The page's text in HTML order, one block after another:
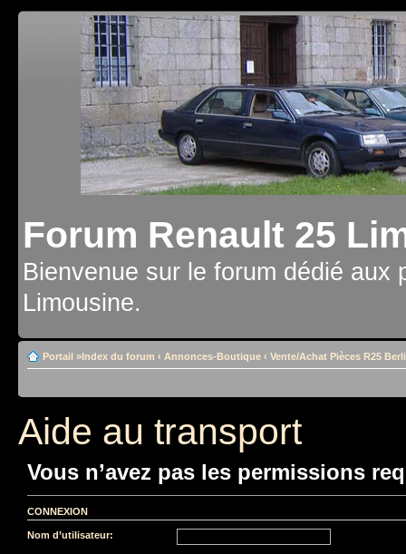
Forum Renault 25
Bienvenue sur le forum dédié aux
Limousine.
Portail »Index du forum ‹ Annonces-Boutique ‹ Vente/Achat Pièces R25
Aide au transport
Vous n’avez pas les permissions
CONNEXION
Nom d’utilisateur: